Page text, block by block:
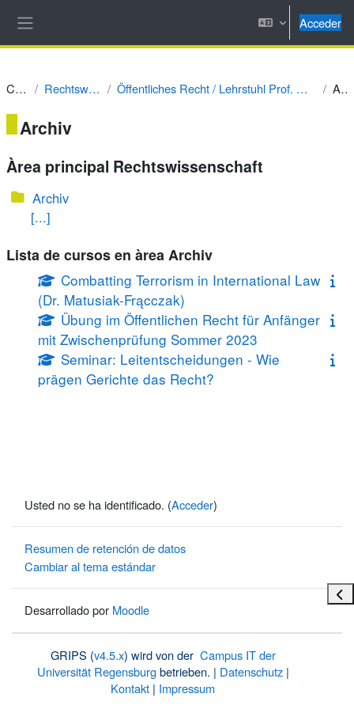
Acceder
Cursos Rechtswissenschaft Öffentliches Recht / Lehrstuhl Prof. Dr. Robert Uerpmann-Wittzack Archiv
Archiv
Àrea principal Rechtswissenschaft
Archiv
[...]
Lista de cursos en àrea Archiv
Combatting Terrorism in International Law
(Dr. Matusiak-Frącczak)
Übung im Öffentlichen Recht für Anfänger
mit Zwischenprüfung Sommer 2023
Seminar: Leitentscheidungen - Wie
prägen Gerichte das Recht?
Usted no se ha identificado. (Acceder)
Resumen de retención de datos
Cambiar al tema estándar
Desarrollado por Moodle
GRIPS (v4.5.x) wird von der Campus IT der
Universität Regensburgbetrieben. | Datenschutz|
Kontakt | Impressum